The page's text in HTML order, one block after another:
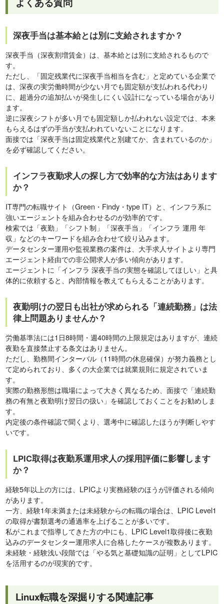
深夜手当は基本給とは別に支給されますか？
深夜手当（深夜割増賃金）は、基本給とは別に支給されるもので
す。
ただし、「固定残業代に深夜手当相当を含む」と定めている企業で
は、深夜の実労働時間が少ない月でも固定額が支払われる代わり
に、超過分の追加払いが発生しにくい設計になっている場合があり
ます。
逆に深夜シフトが多い月でも固定額しか払われない設定では、本来
もらえるはずの手当が支払われていないことになります。
面接では「深夜手当は固定残業代と別建てか、含まれているのか」
を必ず確認してください。
インフラ夜勤求人の探し方で効率的な方法はあります
か？
IT専門の転職サイト（Green・Findy・type IT）と、インフラ系に
強いエージェントを組み合わせるのが効率的です。
検索では「夜勤」「シフト制」「深夜手当」「インフラ 運用 年
収」などのキーワードを組み合わせて絞り込みます。
データセンター運用や監視業務の案件は、大手求人サイトより専門
エージェント経由での非公開求人が多い傾向があります。
エージェントに「インフラ 深夜手当の実態を確認してほしい」と具
体的に依頼すると、内部情報を教えてもらえることがあります。
夜勤明けの翌日も出社が求められる「連続勤務」は法
律上問題ありませんか？
労働基準法には1日8時間・週40時間の上限規定はありますが、連続
夜勤を直接禁止する条文はありません。
ただし、勤務間インターバル（11時間の休息確保）が努力義務とし
て定められており、多くの大企業では就業規則に規定されていま
す。
実際の勤務形態は職場によって大きく異なるため、面接で「連続勤
務の有無と夜勤明け翌日の扱い」を確認しておくことをお勧めしま
す。
内定後の条件確認で聞くより、選考中に確認したほうが判断しやす
いです。
LPIC取得は夜勤系運用求人の採用評価に影響します
か？
経験5年以上の方には、LPICより実務経験のほうが評価される傾向
があります。
一方、経験1年未満または未経験からの転職の場合は、LPIC Level1
の取得が書類選考の通過率を上げることが多いです。
私がこれまで指導してきた方の中にも、LPIC Level1取得後に夜勤
込みのデータセンター運用求人に合格したケースが複数あります。
未経験・経験浅い段階では「やる気と基礎知識の証明」としてLPIC
を活用するのが現実的です。
Linux転職を深掘りする関連記事